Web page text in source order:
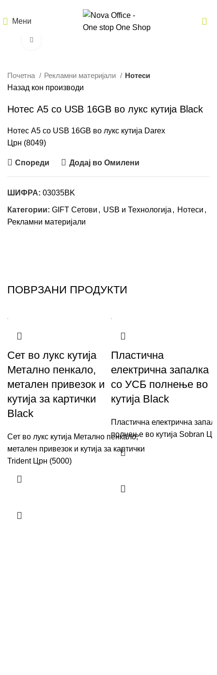
Мени
Почетна Рекламни материјали
Нотеси
Назад кон производи
Нотес А5 со USB 16GB во лукс кутија Black
Нотес А5 со USB 16GB во лукс кутија Darex
Црн (8049)
Спореди Додај во Омилени
ШИФРА: 03035BK
Категории: GIFT Сетови , USB и Технологија , Нотеси ,
Рекламни материјали
ПОВРЗАНИ ПРОДУКТИ
Сет во лукс кутија
Метално пенкало,
метален привезок и
кутија за картички
Black
Сет во лукс кутија Метално пенкало,
метален привезок и кутија за картички
Trident Црн (5000)
Пластична
електрична запалка
со УСБ полнење во
кутија Black
Пластична електрична
полнење во кутија Sobran